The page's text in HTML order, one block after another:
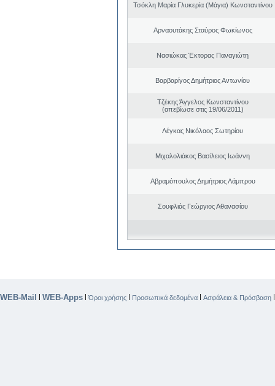
Τσόκλη Μαρία Γλυκερία (Μάγια) Κωνσταντίνου
Αρναουτάκης Σταύρος Φωκίωνος
Νασιώκας Έκτορας Παναγιώτη
Βαρβαρίγος Δημήτριος Αντωνίου
Τζέκης Άγγελος Κωνσταντίνου
(απεβίωσε στις 19/06/2011)
Λέγκας Νικόλαος Σωτηρίου
Μιχαλολιάκος Βασίλειος Ιωάννη
Αβραμόπουλος Δημήτριος Λάμπρου
Σουφλιάς Γεώργιος Αθανασίου
WEB-Mail | WEB-Apps |Όροι χρήσης | Προσωπικά δεδομένα | Ασφάλεια & Πρόσβαση